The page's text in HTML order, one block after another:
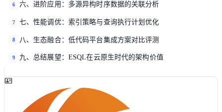
6 六、进阶应用：多源异构时序数据的关联分析
7 七、性能调优：索引策略与查询执行计划优化
8 八、生态融合：低代码平台集成方案对比评测
9 九、总结展望：ESQL在云原生时代的架构价值